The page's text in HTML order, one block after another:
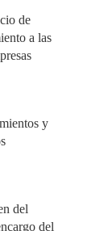
de
a las
y
del
del